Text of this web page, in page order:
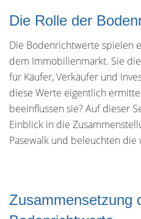
Die Rolle der
Die Bodenrichtwerte spielen
dem Immobilienmarkt. Sie
für Käufer, Verkäufer und
diese Werte eigentlich
beeinflussen sie? Auf dieser
Einblick in die
Pasewalk und beleuchten die
Zusammensetzung